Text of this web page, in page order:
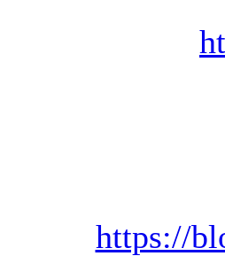
https://